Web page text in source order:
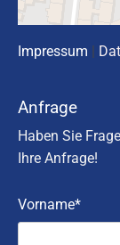
Impressum |
Anfrage
Haben Sie
Ihre Anfrage!
Vorname*